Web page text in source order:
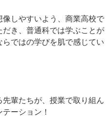
しやすいよう、商業高校で
き、普通科では学ぶことが
ではの学びを肌で感じてい
輩たちが、授業で取り組ん
ーション！